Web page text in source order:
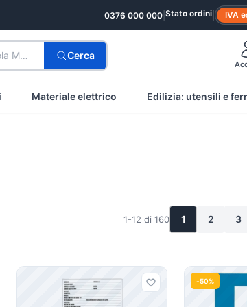
0376 000 000 Stato ordini IVA
M8 inox Cerca
Materiale elettrico Edilizia: utensili e
1-12 di 160 1 2 3
-50%